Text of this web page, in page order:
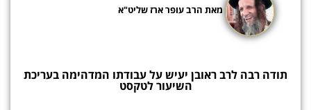
מאת הרב עופר ארז שליט"א
תודה רבה לרב ראובן יעיש על עבודתו המדהימה בעריכת
השיעור לטקסט